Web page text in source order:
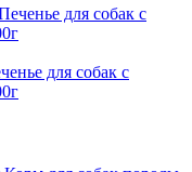
для собак с